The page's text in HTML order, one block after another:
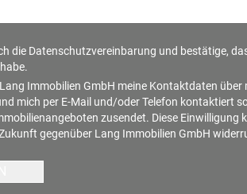
die Datenschutzvereinbarung und bestätige,
Immobilien GmbH meine Kontaktdaten über
mich per E-Mail und/oder Telefon kontaktiert
zusendet. Diese Einwilligung
gegenüber Lang Immobilien GmbH